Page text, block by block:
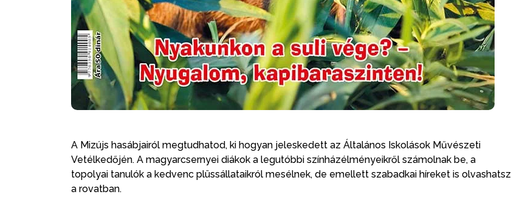
A Mizújs hasábjairól megtudhatod, ki hogyan jeleskedett az Általános Iskolások Művészeti
Vetélkedőjén. A magyarcsernyei diákok a legutóbbi színházélményeikről számolnak be, a
topolyai tanulók a kedvenc plüssállataikról mesélnek, de emellett szabadkai híreket is olvashatsz
a rovatban.